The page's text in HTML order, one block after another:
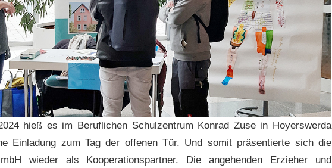
hieß es im Beruflichen Schulzentrum Konrad Zuse in Hoyerswerda
Einladung zum Tag der offenen Tür. Und somit präsentierte sich die
wieder als Kooperationspartner. Die angehenden Erzieher und